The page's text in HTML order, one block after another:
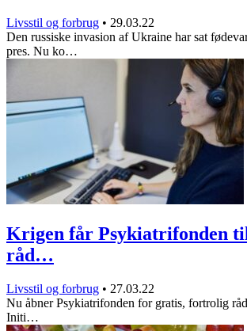
Livsstil og forbrug • 29.03.22
Den russiske invasion af Ukraine har sat
pres. Nu ko…
Krigen får Psykiatrifonden
råd…
Livsstil og forbrug • 27.03.22
Nu åbner Psykiatrifonden for gratis, fortrolig
Initi…